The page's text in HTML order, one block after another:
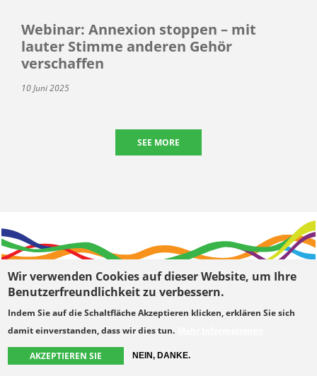
Wir verwenden Cookies auf dieser Website, um Ihre
Benutzerfreundlichkeit zu verbessern.
Indem Sie auf die Schaltfläche Akzeptieren klicken, erklären Sie sich
damit einverstanden, dass wir dies tun.
AKZEPTIEREN SIE NEIN, DANKE.
Webinar: Annexion stoppen – mit
lauter Stimme anderen Gehör
verschaffen
10 Juni 2025
SEE MORE
Besuchen Sie den ÖRK
Ecumenical Centre